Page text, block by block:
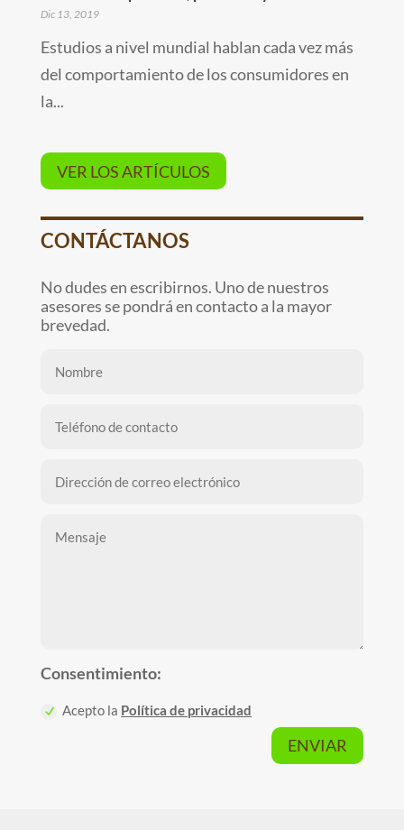
Dic 13, 2019
Estudios a nivel mundial hablan cada vez más
del comportamiento de los consumidores en
la...
VER LOS ARTÍCULOS
CONTÁCTANOS
No dudes en escribirnos. Uno de nuestros
asesores se pondrá en contacto a la mayor
brevedad.
Consentimiento:
Acepto la Política de privacidad
ENVIAR